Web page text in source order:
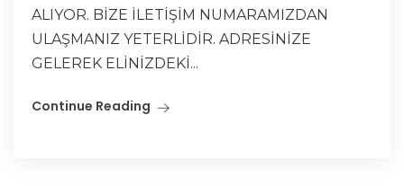
ALIYOR. BİZE İLETİŞİM NUMARAMIZDAN
ULAŞMANIZ YETERLİDİR. ADRESİNİZE
GELEREK ELİNİZDEKİ...
Continue Reading